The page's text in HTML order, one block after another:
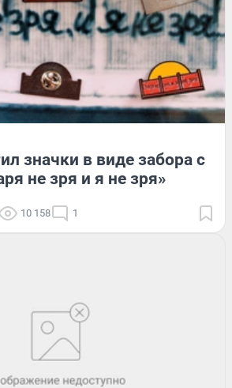
значки в виде забора с
не зря и я не зря»
10 158 1